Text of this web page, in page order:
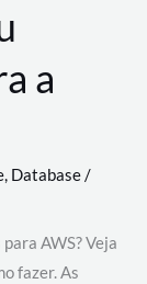
a
, Database/
AWS? Veja
fazer. As